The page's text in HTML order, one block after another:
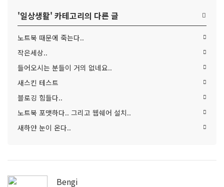
'일상생활' 카테고리의 다른 글
노트북 때문에 죽는다..
작은세상..
들어오시는 분들이 거의 없네요..
새스킨 테스트
블로깅 힘들다..
노트북 포맷하다.. 그리고 웹쉐어 설치..
새하얀 눈이 온다..
Bengi